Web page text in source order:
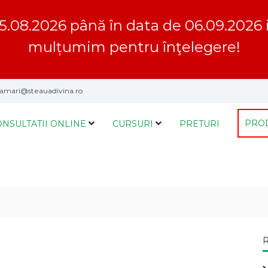
până în data de 06.09.2026
mulțumim pentru înţelegere!
ONLINE CURSURI PRETURI